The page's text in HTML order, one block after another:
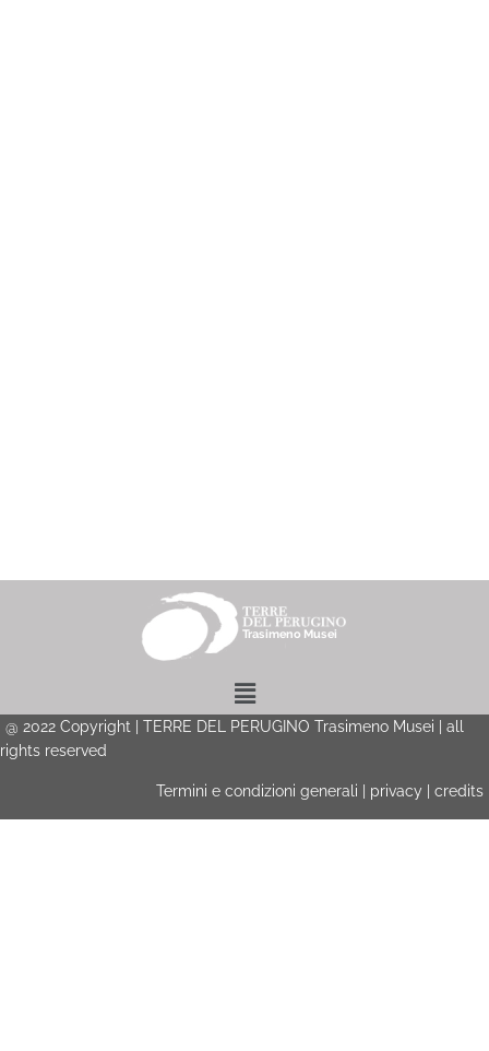
Menu
@ 2022 Copyright | TERRE DEL PERUGINO Trasimeno Musei | all
rights reserved
Termini e condizioni generali privacy credits